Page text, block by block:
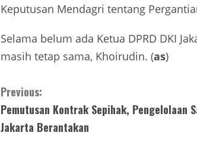
Keputusan Mendagri tentang
Selama belum ada Ketua DPRD DKI
masih tetap sama, Khoirudin. (as)
Continue
Reading
Previous:
Pemutusan Kontrak Sepihak, Pengelolaan
Jakarta Berantakan